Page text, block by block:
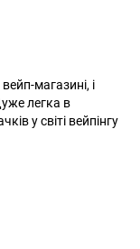
магазині, і
легка в
у світі вейпінгу